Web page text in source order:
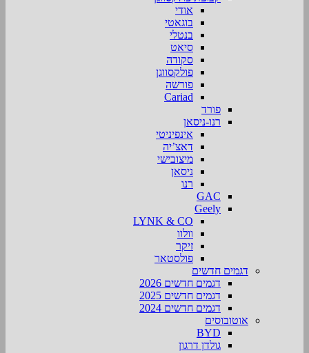
אודי
בוגאטי
בנטלי
סיאט
סקודה
פולקסווגן
פורשה
Cariad
פורד
רנו-ניסאן
אינפיניטי
דאצ’יה
מיצובישי
ניסאן
רנו
GAC
Geely
LYNK & CO
וולוו
זיקר
פולסטאר
דגמים חדשים
דגמים חדשים 2026
דגמים חדשים 2025
דגמים חדשים 2024
אוטובוסים
BYD
גולדן דרגון